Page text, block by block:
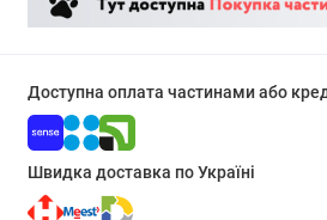
Доступна оплата частинами або
Швидка доставка по Україні